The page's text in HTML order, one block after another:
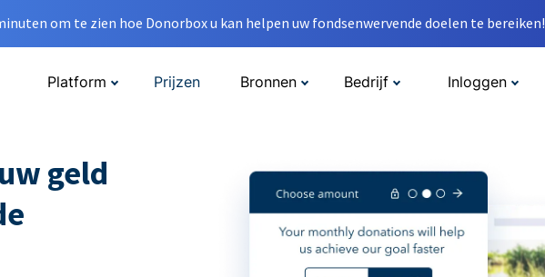
om te zien hoe Donorbox u kan helpen uw fondsenwervende doelen te bereiken!
Platform Prijzen Bronnen Bedrijf Inloggen
geld